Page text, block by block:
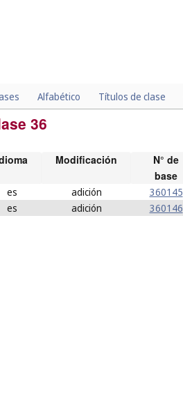
Alfabético Títulos de clase
36
Modificación
N° de
base
es adición 360145
es
adición 360146